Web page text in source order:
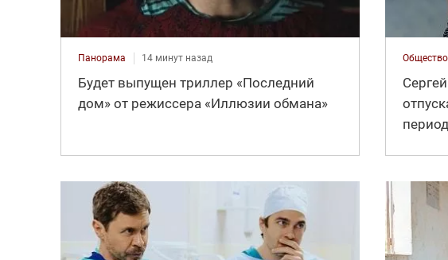
Панорама 14 минут назад
Будет выпущен триллер «Последний
дом» от режиссера «Иллюзии обмана»
Общество